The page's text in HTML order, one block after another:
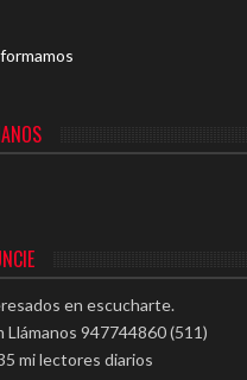
en escucharte.
Llámanos 947744860 (511)
mi lectores diarios